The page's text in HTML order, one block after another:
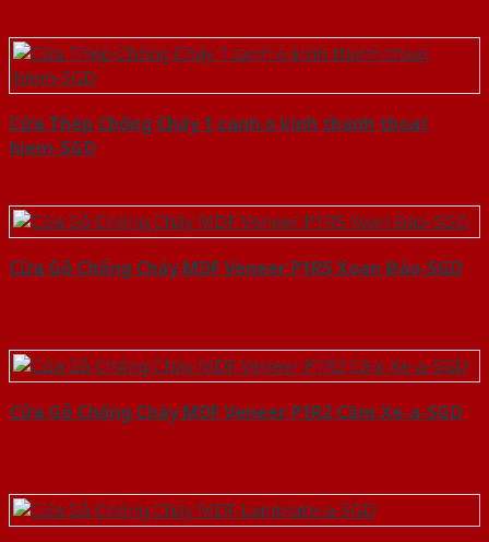
Cửa Thép Chống Cháy 1 canh o kinh thanh thoat
hiem-SGD
Cửa Gỗ Chống Cháy MDF Veneer P1R5 Xoan Đào-SGD
Cửa Gỗ Chống Cháy MDF Veneer P1R2 Căm Xe-a-SGD